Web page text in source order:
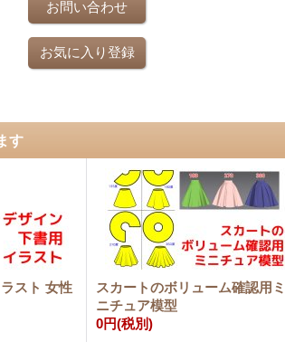
お問い合わせ
お気に入り登録
す
スト 女性
スカートのボリューム確認用ミ
ニチュア模型
0円(税別)